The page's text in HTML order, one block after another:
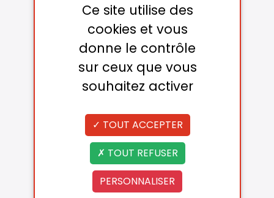
Ce site utilise des
cookies et vous
donne le contrôle
sur ceux que vous
souhaitez activer
TOUT ACCEPTER
TOUT REFUSER
PERSONNALISER